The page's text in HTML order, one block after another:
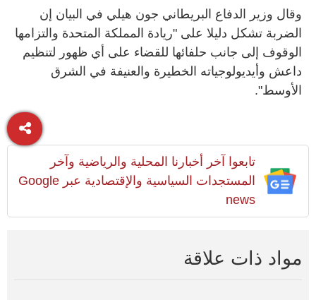
وقال وزير الدفاع البريطاني جون هيلي في البيان إن
الضربة تشكل دليلا على "ريادة المملكة المتحدة والتزامها
الوقوف إلى جانب حلفائها للقضاء على أي ظهور لتنظيم
داعش وأيديولوجياته الخطيرة والعنيفة في الشرق
الأوسط".
تابعوا آخر أخبارنا المحلية والرياضية وآخر
المستجدات السياسية والإقتصادية عبر Google
news
مواد ذات علاقة